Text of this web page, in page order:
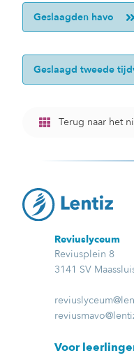
Geslaagden havo
Geslaagd tweede
Terug naar het
Reviuslyceum
Reviusplein 8
3141 SV
Voor